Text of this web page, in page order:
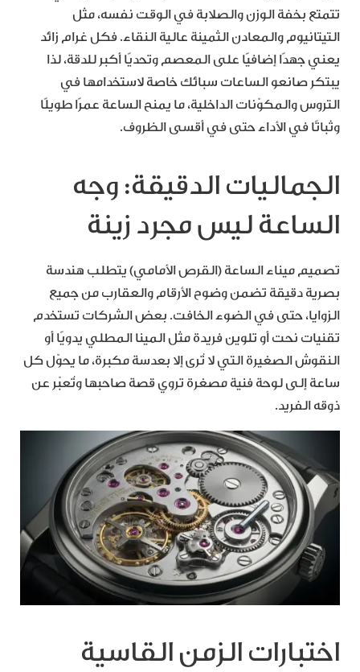
تتمتع بخفة الوزن والصلابة في الوقت نفسه، مثل
التيتانيوم والمعادن الثمينة عالية النقاء. فكل غرام زائد
يعني جهدًا إضافيًا على المعصم وتحديًا أكبر للدقة، لذا
يبتكر صانعو الساعات سبائك خاصة لاستخدامها في
التروس والمكوّنات الداخلية، ما يمنح الساعة عمرًا طويلًا
وثباتًا في الأداء حتى في أقسى الظروف.
الجماليات الدقيقة: وجه
الساعة ليس مجرد زينة
تصميم ميناء الساعة (القرص الأمامي) يتطلب هندسة
بصرية دقيقة تضمن وضوح الأرقام والعقارب من جميع
الزوايا، حتى في الضوء الخافت. بعض الشركات تستخدم
تقنيات نحت أو تلوين فريدة مثل المينا المطلي يدويًا أو
النقوش الصغيرة التي لا تُرى إلا بعدسة مكبرة، ما يحوّل كل
ساعة إلى لوحة فنية مصغرة تروي قصة صاحبها وتُعبّر عن
ذوقه الفريد.
اختبارات الزمن القاسية